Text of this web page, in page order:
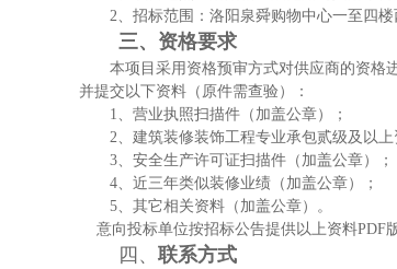
2
招标范围： 洛阳泉舜购物中心一至四楼
三、资格要求
本项目采用资格预审方式对供应商的资格
并提交以下资料 （原件需查验）
：
1、营业执照扫描件（加盖公章）；
2、 建筑装修装饰工程专业承包贰级及 以
3、安全生产许可证扫描件（加盖公章）；
4 、近三年类似装修业绩 （加盖公章）；
5 、其它相关资料（加盖公章）。
意向投标单位按招标公告提供以上资料PDF
四、 联系方式